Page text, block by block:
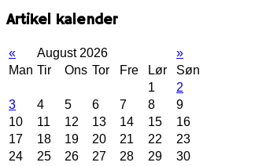
Artikel kalender
« August 2026
»
Man Tir Ons Tor Fre Lør
Søn
1
2
3
4 5 6 7 8
9
10
11 12 13 14 15
16
17
18 19 20 21 22
23
24
25 26 27 28 29
30